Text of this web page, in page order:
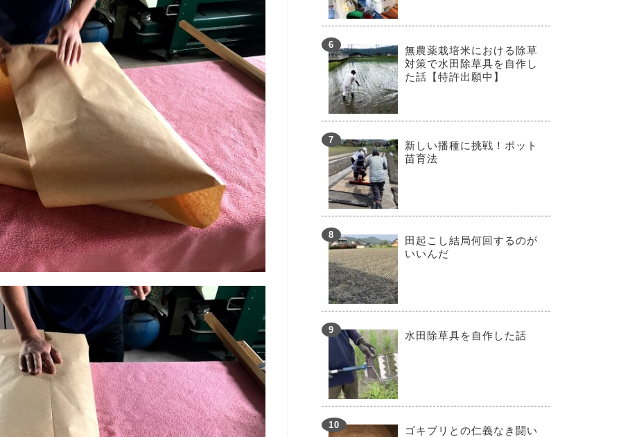
無農薬栽培米における除草
対策で水田除草具を自作し
た話【特許出願中】
新しい播種に挑戦！ポット
苗育法
田起こし結局何回するのが
いいんだ
水田除草具を自作した話
ゴキブリとの仁義なき闘い